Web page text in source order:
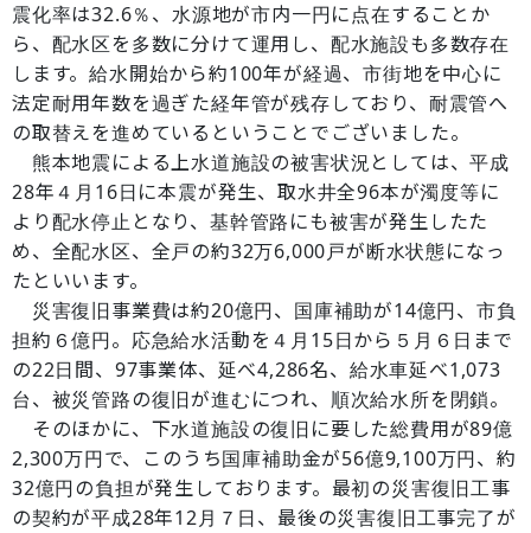
震化率は32.6％、水源地が市内一円に点在することか
ら、配水区を多数に分けて運用し、配水施設も多数存在
します。給水開始から約100年が経過、市街地を中心に
法定耐用年数を過ぎた経年管が残存しており、耐震管へ
の取替えを進めているということでございました。
熊本地震による上水道施設の被害状況としては、平成
28年４月16日に本震が発生、取水井全96本が濁度等に
より配水停止となり、基幹管路にも被害が発生したた
め、全配水区、全戸の約32万6,000戸が断水状態になっ
たといいます。
災害復旧事業費は約20億円、国庫補助が14億円、市負
担約６億円。応急給水活動を４月15日から５月６日まで
の22日間、97事業体、延べ4,286名、給水車延べ1,073
台、被災管路の復旧が進むにつれ、順次給水所を閉鎖。
そのほかに、下水道施設の復旧に要した総費用が89億
2,300万円で、このうち国庫補助金が56億9,100万円、約
32億円の負担が発生しております。最初の災害復旧工事
の契約が平成28年12月７日、最後の災害復旧工事完了が